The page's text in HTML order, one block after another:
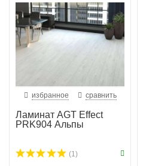
избранное сравнить
Ламинат AGT Effect
PRK904 Альпы
(1)